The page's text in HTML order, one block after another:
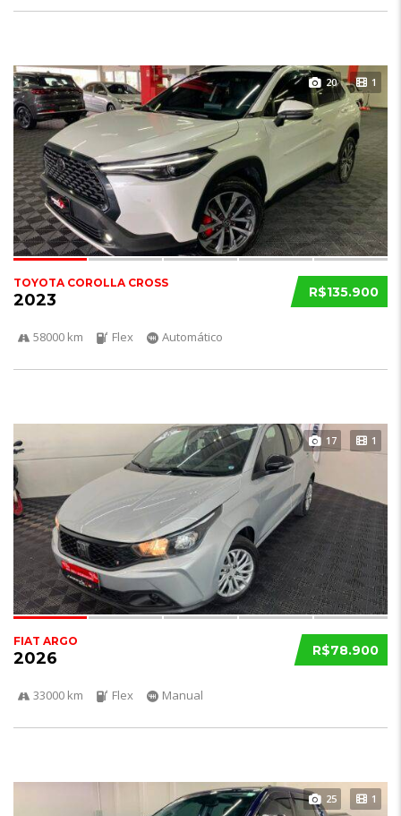
20 1
R$135.900
TOYOTA COROLLA CROSS
2023
58000 km Flex Automático
17 1
R$78.900
FIAT ARGO
2026
33000 km Flex Manual
25 1